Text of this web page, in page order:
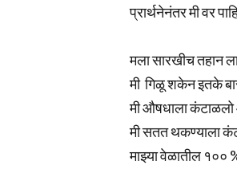
प्रार्थनेनंतर मी वर
मला सारखीच तहान
मी गिळू शकेन इतके
मी औषधाला
मी सतत थकण्याला
माझ्या वेळातील